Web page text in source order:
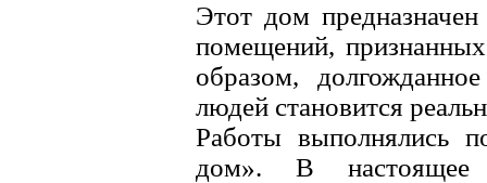
Этот дом
помещений,
образом,
людей становится
Работы выполнялись
дом». В настоящее